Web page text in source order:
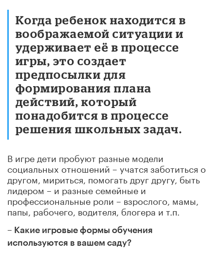
Когда ребенок находится в
воображаемой ситуации и
удерживает её в процессе
игры, это создает
предпосылки для
формирования плана
действий, который
понадобится в процессе
решения школьных задач.
В игре дети пробуют разные модели
социальных отношений – учатся заботиться о
другом, мириться, помогать друг другу, быть
лидером – и разные семейные и
профессиональные роли – взрослого, мамы,
папы, рабочего, водителя, блогера и т.п.
– Какие игровые формы обучения
используются в вашем саду?